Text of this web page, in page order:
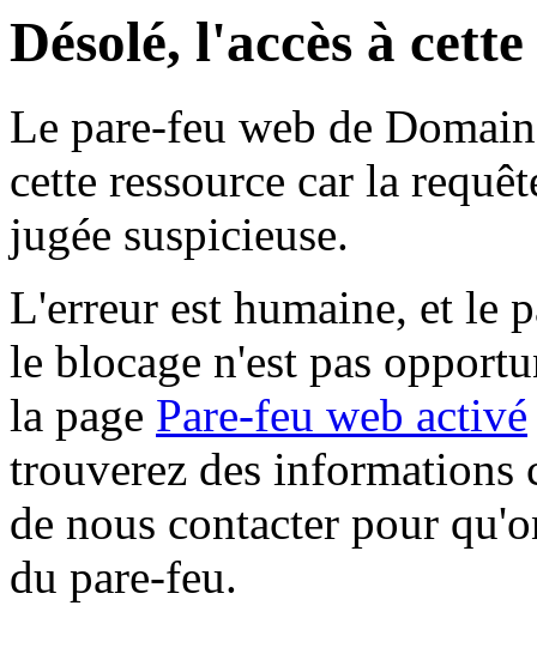
Désolé, l'accès à
Le pare-feu web de
cette ressource car la
jugée suspicieuse.
L'erreur est humaine, et le
le blocage n'est pas
la page Pare-feu web activé
trouverez des informations
de nous contacter pour
du pare-feu.